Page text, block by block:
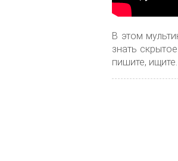
В этом
знать
пишите, ищите.